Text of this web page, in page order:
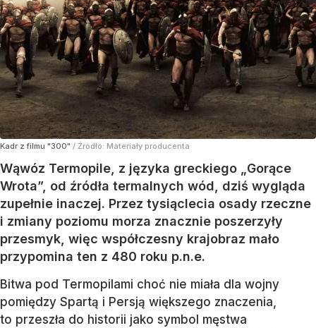
Kadr z filmu "300" / Źródło: Materiały producenta
Wąwóz Termopile, z języka greckiego „Gorące
Wrota”, od źródła termalnych wód, dziś wygląda
zupełnie inaczej. Przez tysiąclecia osady rzeczne
i zmiany poziomu morza znacznie poszerzyły
przesmyk, więc współczesny krajobraz mało
przypomina ten z 480 roku p.n.e.
Bitwa pod Termopilami choć nie miała dla wojny
pomiędzy Spartą i Persją większego znaczenia,
to przeszła do historii jako symbol męstwa